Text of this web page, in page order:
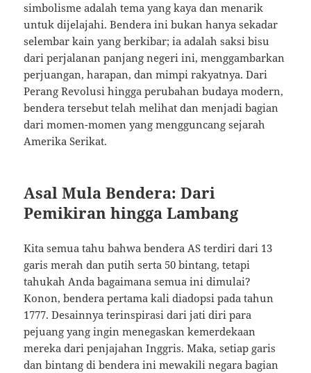
simbolisme adalah tema yang kaya dan menarik
untuk dijelajahi. Bendera ini bukan hanya sekadar
selembar kain yang berkibar; ia adalah saksi bisu
dari perjalanan panjang negeri ini, menggambarkan
perjuangan, harapan, dan mimpi rakyatnya. Dari
Perang Revolusi hingga perubahan budaya modern,
bendera tersebut telah melihat dan menjadi bagian
dari momen-momen yang mengguncang sejarah
Amerika Serikat.
Asal Mula Bendera: Dari
Pemikiran hingga Lambang
Kita semua tahu bahwa bendera AS terdiri dari 13
garis merah dan putih serta 50 bintang, tetapi
tahukah Anda bagaimana semua ini dimulai?
Konon, bendera pertama kali diadopsi pada tahun
1777. Desainnya terinspirasi dari jati diri para
pejuang yang ingin menegaskan kemerdekaan
mereka dari penjajahan Inggris. Maka, setiap garis
dan bintang di bendera ini mewakili negara bagian